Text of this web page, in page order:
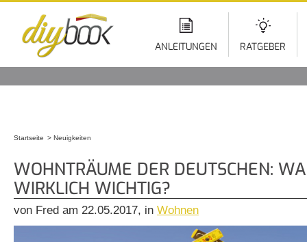
ANLEITUNGEN RATGEBER
Startseite Neuigkeiten
WOHNTRÄUME DER DEUTSCHEN:
WIRKLICH WICHTIG?
von Fred am 22.05.2017, in Wohnen